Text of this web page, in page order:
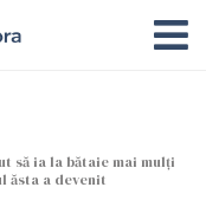
să ia la bătaie mai mulți
ăsta a devenit